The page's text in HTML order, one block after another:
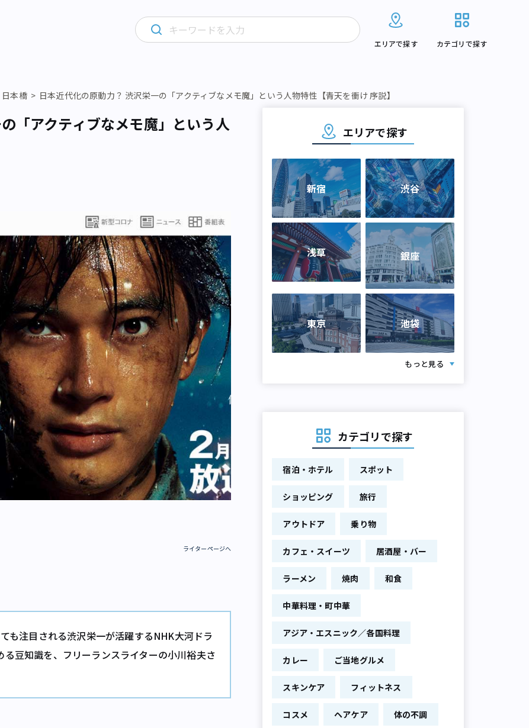
エリアで探す カテゴリで探す
本橋 日本近代化の原動力？ 渋沢栄一の「アクティブなメモ魔」という人物特性【青天を衝け 序説】
「アクティブなメモ魔」という人
ライターページへ
も注目される渋沢栄一が活躍するNHK大河ドラ
豆知識を、フリーランスライターの小川裕夫さ
エリアで探す
新宿 渋谷
浅草 銀座
東京 池袋
もっと見る
カテゴリで探す
宿泊・ホテル スポット
ショッピング 旅行
アウトドア 乗り物
カフェ・スイーツ 居酒屋・バー
ラーメン 焼肉 和食
中華料理・町中華
アジア・エスニック／各国料理
カレー ご当地グルメ
スキンケア フィットネス
コスメ ヘアケア 体の不調